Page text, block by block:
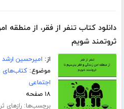
دانلود کتاب تنفر از فقر، از منطقه
ثروتمند شویم
از: امیرحسین ارشد
موضوع:کتاب‌های
اجتماعی
۱۸ صفحه
برچسب‌ها:رازهای